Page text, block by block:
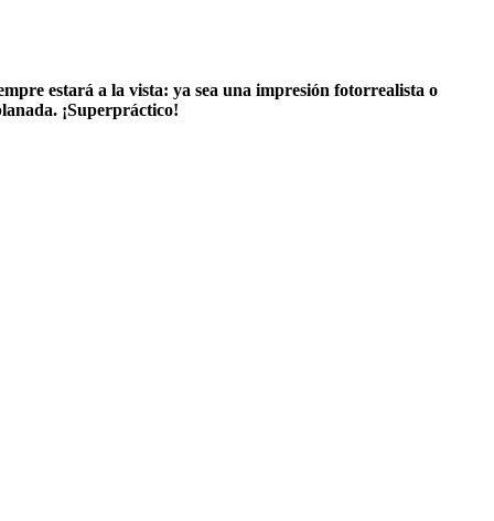
estará a la vista: ya sea una impresión fotorrealista o
¡Superpráctico!